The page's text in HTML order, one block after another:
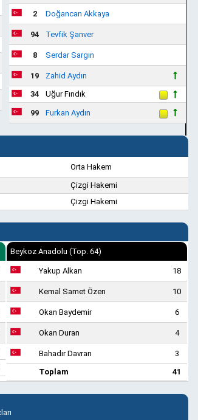
2 Doğancan Akkaya
94 Tevfik Şanver
8 Serdar Sargın
19
Zahid Aydın
34
Uğur Fındık
99 Furkan Aydın
Orta Hakem
Çizgi Hakemi
Çizgi Hakemi
Beykoz Anadolu (Top. 64)
Yakup Alkan 18
Kemal Samet Özen 10
Okan Baydemir 6
Okan Duran 4
Bahadır Davran
3
Toplam
41